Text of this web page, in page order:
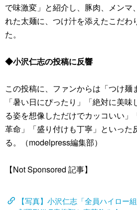
で味激変」と紹介し、豚肉、メンマ
れた太麺に、つけ汁を添えたこだわ
た。
◆小沢仁志の投稿に反響
この投稿に、ファンからは「つけ麺
「暑い日にぴったり」「絶対に美
る姿を想像しただけでカッコいい」
革命」「盛り付けも丁寧」といった
る。（modelpress編集部）
【Not Sponsored 記事】
【写真】小沢仁志「全員ハイロー